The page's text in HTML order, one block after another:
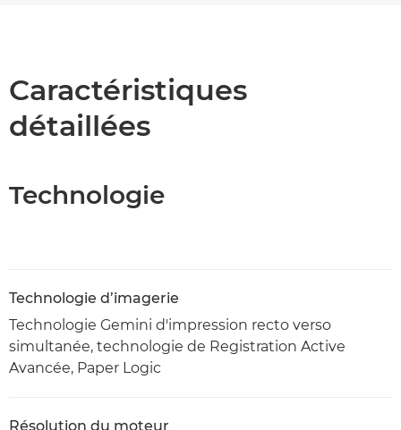
Téléchargement au format PDF
Caractéristiques
détaillées
Technologie
Technologie d’imagerie
Technologie Gemini d'impression recto verso
simultanée, technologie de Registration Active
Avancée, Paper Logic
Résolution du moteur